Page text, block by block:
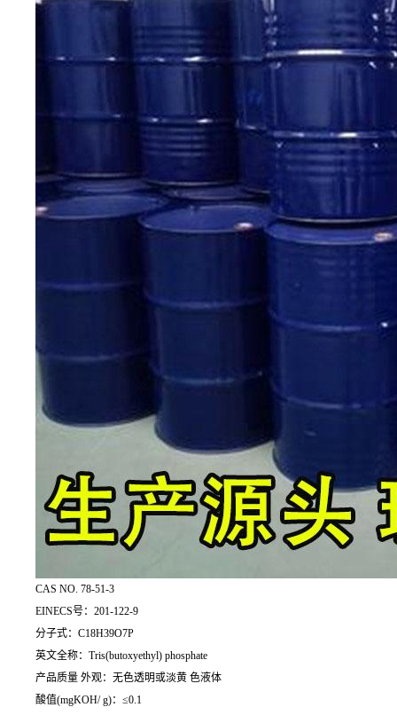
CAS NO. 78-51-3
EINECS号：201-122-9
分子式：C18H39O7P
英文全称：Tris(butoxyethyl) phosphate
产品质量 外观：无色透明或淡黄 色液体
酸值(mgKOH/ g)：≤0.1